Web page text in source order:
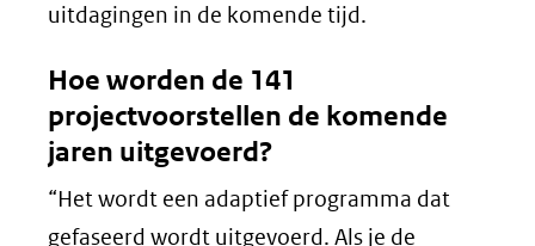
uitdagingen in de komende tijd.
Hoe worden de 141
projectvoorstellen de komende
jaren uitgevoerd?
“Het wordt een adaptief programma dat
gefaseerd wordt uitgevoerd. Als je de